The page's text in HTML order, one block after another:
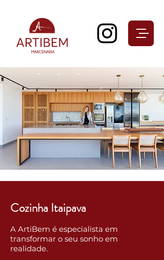
Cozinha Itaipava
A ArtiBem é especialista em
transformar o seu sonho em
realidade.